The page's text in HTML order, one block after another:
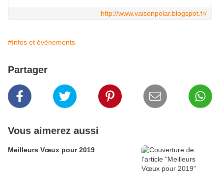
http://www.vaisonpolar.blogspot.fr/
#Infos et évènements
Partager
Vous aimerez aussi
Meilleurs Vœux pour 2019